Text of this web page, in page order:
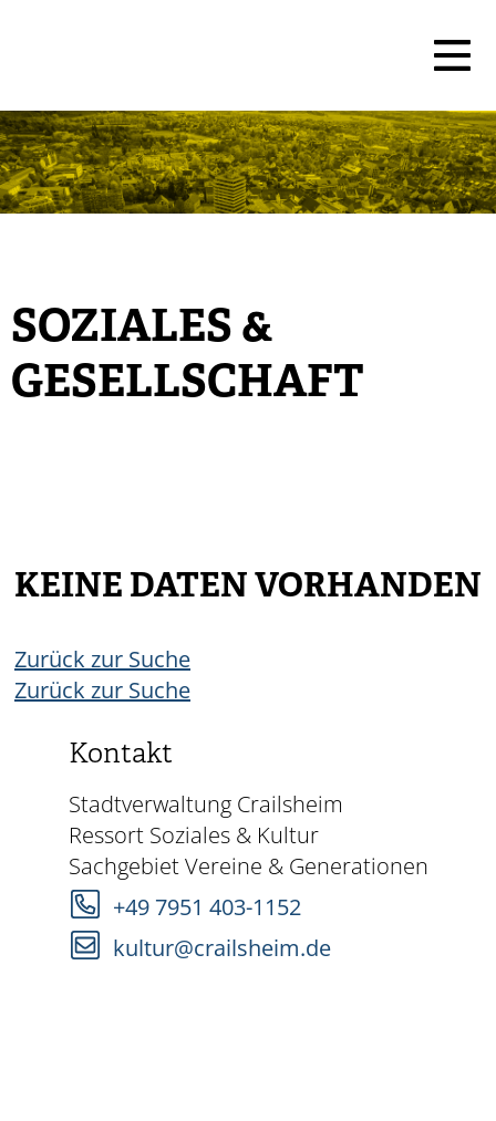
SOZIALES &
GESELLSCHAFT
Kontakt
Stadtverwaltung Crailsheim
Ressort Soziales & Kultur
Sachgebiet Vereine & Generationen
+49 7951 403-1152
kultur@crailsheim.de
KEINE DATEN VORHANDEN
Zurück zur Suche
Zurück zur Suche